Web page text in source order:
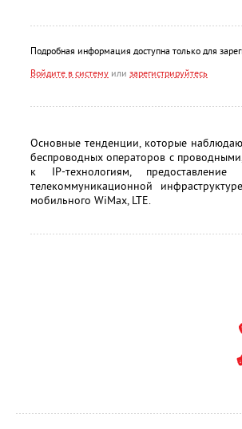
Подробная информация доступна только для
Войдите в систему или зарегистрируйтесь
Основные тенденции, которые
беспроводных операторов с
к IP-технологиям,
телекоммуникационной
мобильного WiMax, LTE.